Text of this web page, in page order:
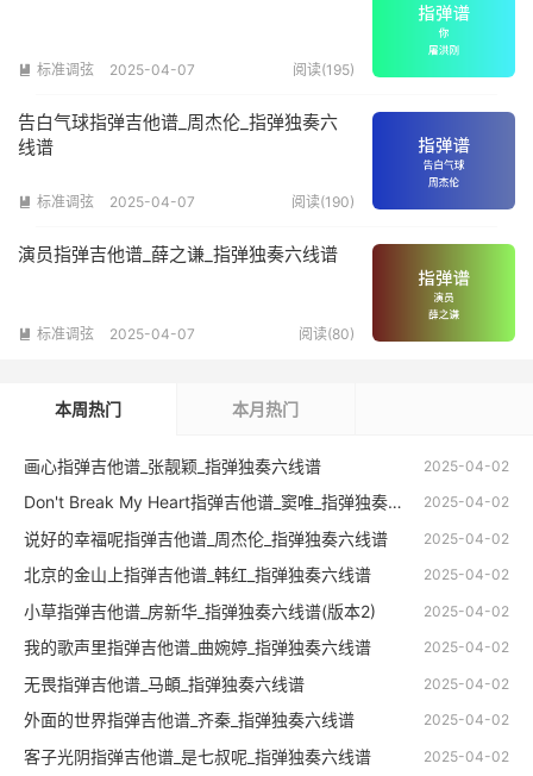
 标准调弦 2025-04-07 阅读(195)
告白气球指弹吉他谱_周杰伦_指弹独奏六
线谱
 标准调弦 2025-04-07 阅读(190)
演员指弹吉他谱_薛之谦_指弹独奏六线谱
 标准调弦 2025-04-07 阅读(80)
本周热门 本月热门
2025-04-02
画心指弹吉他谱_张靓颖_指弹独奏六线谱
2025-04-02
Don't Break My Heart指弹吉他谱_窦唯_指弹独奏六线谱
2025-04-02
说好的幸福呢指弹吉他谱_周杰伦_指弹独奏六线谱
2025-04-02
北京的金山上指弹吉他谱_韩红_指弹独奏六线谱
2025-04-02
小草指弹吉他谱_房新华_指弹独奏六线谱(版本2)
2025-04-02
我的歌声里指弹吉他谱_曲婉婷_指弹独奏六线谱
2025-04-02
无畏指弹吉他谱_马頔_指弹独奏六线谱
2025-04-02
外面的世界指弹吉他谱_齐秦_指弹独奏六线谱
2025-04-02
客子光阴指弹吉他谱_是七叔呢_指弹独奏六线谱